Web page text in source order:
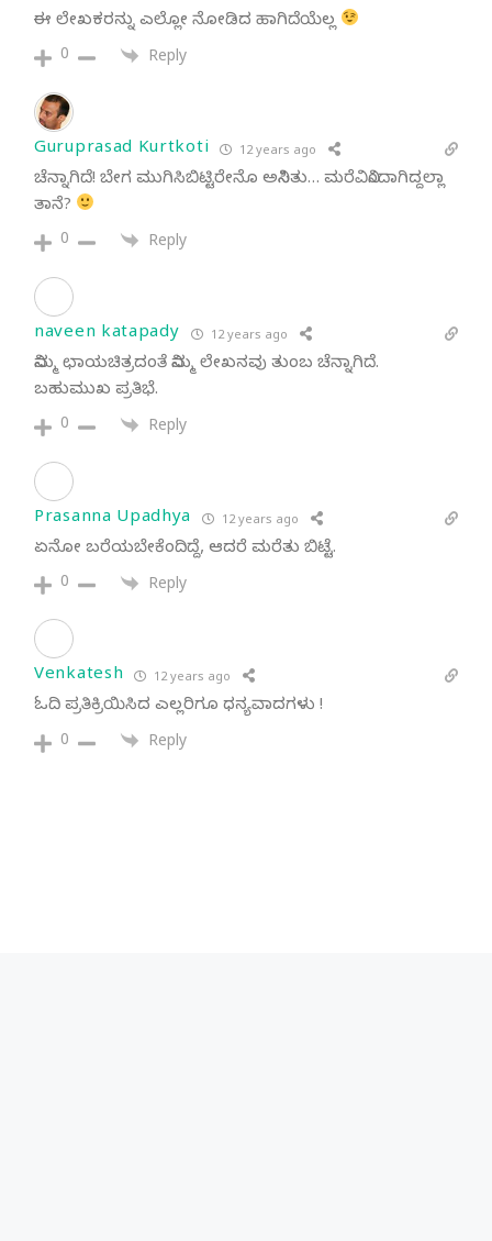
ಈ ಲೇಖಕರನ್ನು ಎಲ್ಲೋ ನೋಡಿದ ಹಾಗಿದೆಯೆಲ್ಲ
0 Reply
Guruprasad Kurtkoti 12 years ago
ಚೆನ್ನಾಗಿದೆ! ಬೇಗ ಮುಗಿಸಿಬಿಟ್ಟಿರೇನೊ ಅನಿಸಿತು… ಮರೆವಿನಿಂದಾಗಿದ್ದಲ್ಲಾ
ತಾನೆ?
0 Reply
naveen katapady 12 years ago
ನಿಮ್ಮ ಛಾಯಚಿತ್ರದಂತೆ ನಿಮ್ಮ ಲೇಖನವು ತುಂಬ ಚೆನ್ನಾಗಿದೆ.
ಬಹುಮುಖ ಪ್ರತಿಭೆ.
0 Reply
Prasanna Upadhya 12 years ago
ಏನೋ ಬರೆಯಬೇಕೆಂದಿದ್ದೆ, ಆದರೆ ಮರೆತು ಬಿಟ್ಟೆ.
0 Reply
Venkatesh 12 years ago
ಓದಿ ಪ್ರತಿಕ್ರಿಯಿಸಿದ ಎಲ್ಲರಿಗೂ ಧನ್ಯವಾದಗಳು !
0 Reply